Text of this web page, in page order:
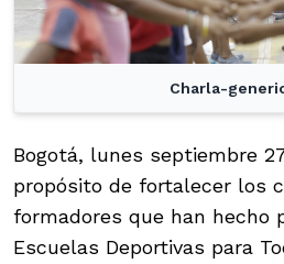
Charla-
Bogotá, lunes septiembre
propósito de fortalecer los
formadores que han hecho
Escuelas Deportivas para